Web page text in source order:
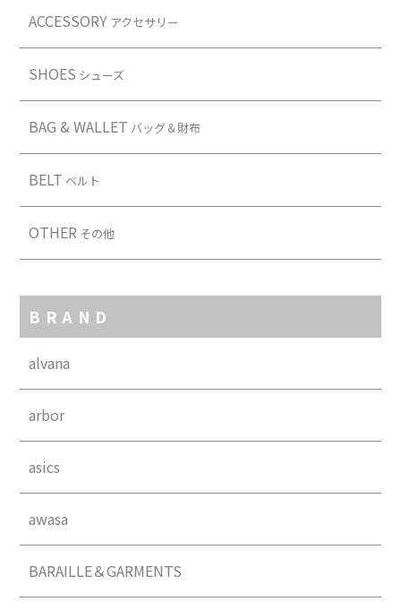
ACCESSORY アクセサリー
SHOES シューズ
BAG & WALLET バッグ＆財布
BELT ベルト
OTHER その他
BRAND
alvana
arbor
asics
awasa
BARAILLE＆GARMENTS